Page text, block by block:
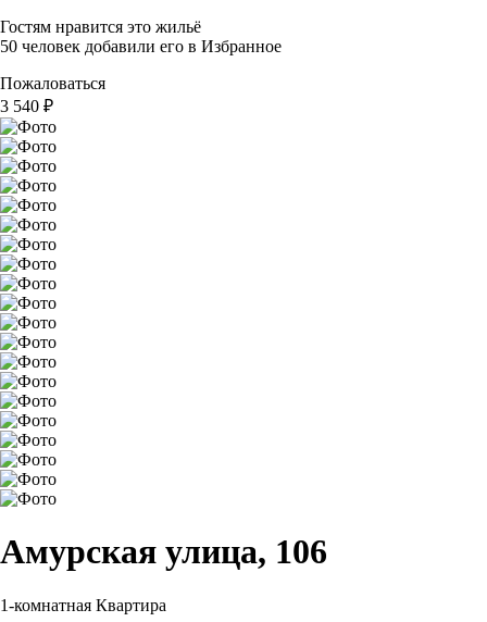
Гостям нравится это жильё
50 человек добавили его в Избранное
Пожаловаться
3 540 ₽
Амурская улица, 106
1-комнатная Квартира